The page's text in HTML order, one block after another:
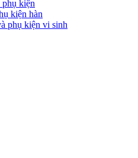
kiện
kiện hàn
phụ kiện vi sinh